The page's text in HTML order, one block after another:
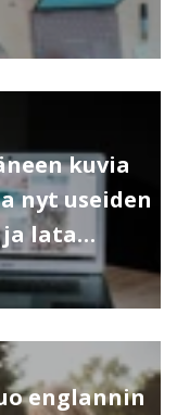
kuvia
nyt useiden
ja lata…
englannin